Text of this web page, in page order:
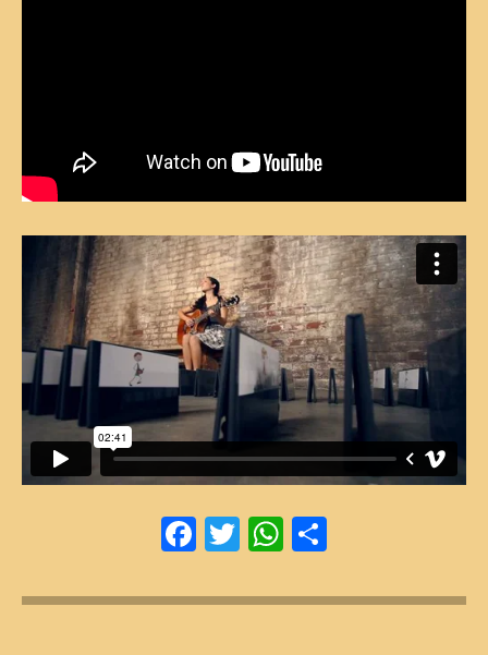
Facebook
Twitter
WhatsApp